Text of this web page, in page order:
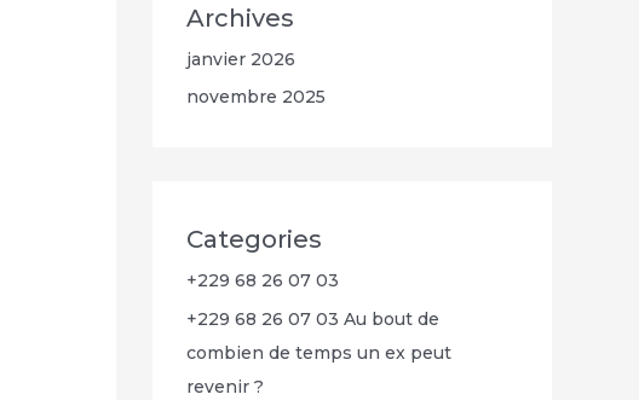
Archives
janvier 2026
novembre 2025
Categories
+229 68 26 07 03
+229 68 26 07 03 Au bout de
combien de temps un ex peut
revenir ?